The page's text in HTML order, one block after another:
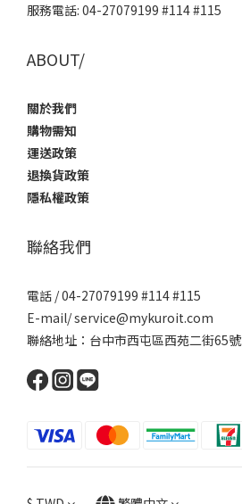
服務電話: 04-27079199 #114 #115
ABOUT/
關於我們
購物需知
運送政策
退換貨政策
隱私權政策
聯絡我們
電話 / 04-27079199 #114 #115
E-mail/ service@mykuroit.com
聯絡地址：台中市西屯區西苑二街65號